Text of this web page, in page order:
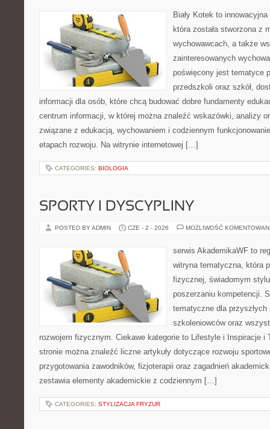
Biały Kotek to
która została stworzona z
wychowawcach, a także
zainteresowanych
poświęcony jest tematyce
przedszkoli oraz szkół,
informacji dla osób, które chcą budować dobre fundamenty
centrum informacji, w której można znaleźć wskazówki, analizy
związane z edukacją, wychowaniem i codziennym
etapach rozwoju. Na witrynie internetowej […]
CATEGORIES: BIOLOGIA
SPORTY I DYSCYPLINY
POSTED BY ADMIN CZE - 2 - 2026 MOŻLIWOŚĆ
serwis AkademikaWF to
witryna tematyczna, która
fizycznej, świadomym
poszerzaniu kompetencji.
tematyczne dla
szkoleniowców oraz
rozwojem fizycznym. Ciekawe kategorie to Lifestyle i Inspiracje i
stronie można znaleźć liczne artykuły dotyczące rozwoju
przygotowania zawodników, fizjoterapii oraz zagadnień
zestawia elementy akademickie z codziennym […]
CATEGORIES: STYLIZACJA FRYZUR